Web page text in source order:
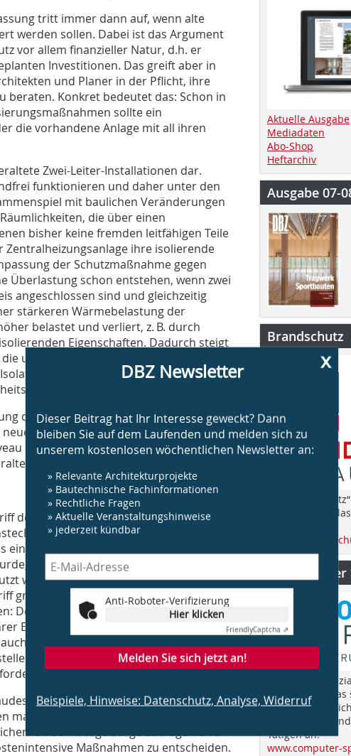
tritt immer dann auf, wenn alte
werden sollen. Dabei ist das Argument
vor allem finanzieller Natur, d.h. er
Investitionen. Das greift aber in
und Planer in der Pflicht, ihre
beraten. Konkret bedeutet das: Schon in
sollte ein
die vorhandene Anlage mit all ihren
Zwei-Leiter-Installationen dar.
funktionieren und daher unter den
mit baulichen Veränderungen
die über einen
bisher keine fremden leitfähigen Teile
ihre isolierende
der Schutzmaßnahme gegen
Überlastung schon entstehen, wenn zwei
angeschlossen sind und gleichzeitig
stärkeren Wärmebelastung der
belastet und verliert, z. B. durch
Eigenschaften. Dadurch steigt
unkontrolliert über fremde leitfähige
können lange unentdeckt
dar.
der elektrischen Anlage, kann sich dies
Zählerschrank z. B., der mit
der elektrischen Anlage steigert,
Vorgängermodell.
des Bestandsschutzes in den DIN VDE-
nicht gibt. Der Begriff stammt aus
altes Gebäude, das nach seinerzeit
aber heute geltendem Baurecht nicht
werden darf.
grundsätzlich übertragen und trotz
Der Betrieb einer bestehenden
Errichtung den herrschenden
dann zulässig, wenn inzwischen
sofern diese neuen Regeln nicht
oder -umbau für den Erhalt
Experten darin allerdings eine
der Anlage Sorge zu tragen und
Maßnahmen zu entscheiden.
x
DBZ Newsletter
Dieser Beitrag hat Ihr Interesse geweckt? Dann
bleiben Sie auf dem Laufenden und melden sich zu
unserem kostenlosen wöchentlichen Newsletter an:
» Relevante Architekturprojekte
» Bautechnische Fachinformationen
» Rechtliche Fragen
» Aktuelle Veranstaltungshinweise
» jederzeit kündbar
Anti-Roboter-Verifizierung
Hier klicken
FriendlyCaptcha ⇗
Melden Sie sich jetzt an!
Beispiele, Hinweise: Datenschutz, Analyse, Widerruf
Aktuelle Ausgabe
Mediadaten
Abo-Shop
Heftarchiv
Ausgabe 07-
Brandschutz
„BS
Jahr rund um
CS
„Computer
im Jahr über
Bauen und
Tätigen an.
www.computer-